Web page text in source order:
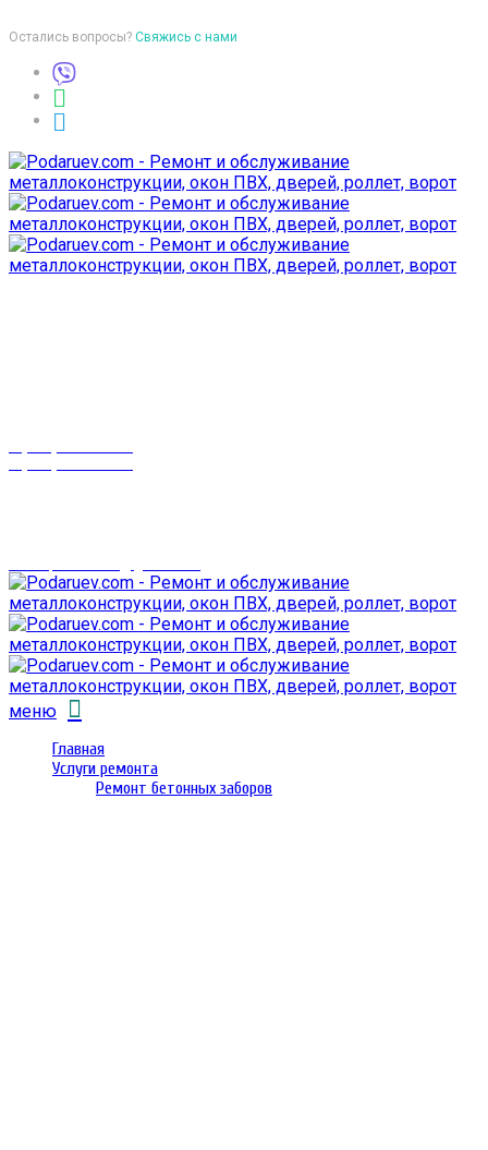
Остались вопросы? Свяжись с нами
меню
Главная
Услуги ремонта
Ремонт бетонных заборов